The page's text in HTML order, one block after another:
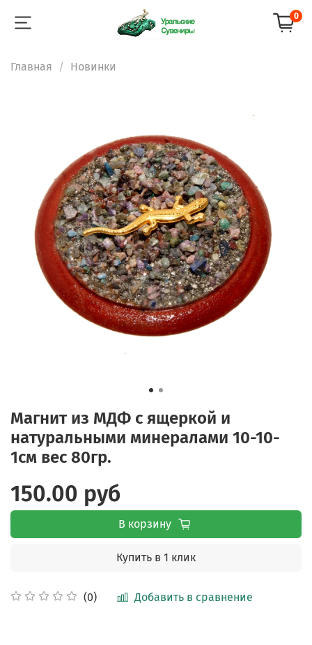
0
Главная Новинки
Магнит из МДФ с ящеркой и
натуральными минералами 10-10-
1см вес 80гр.
(0) Добавить в сравнение
150.00 руб
В корзину
Купить в 1 клик